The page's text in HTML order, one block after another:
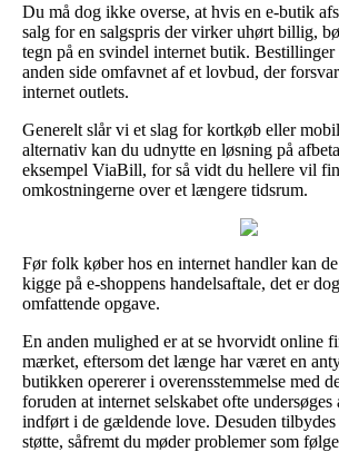
Du må dog ikke overse, at hvis en e-butik
salg for en salgspris der virker uhørt billig,
tegn på en svindel internet butik. Bestillinger
anden side omfavnet af et lovbud, der
internet outlets.
Generelt slår vi et slag for kortkøb eller
alternativ kan du udnytte en løsning på
eksempel ViaBill, for så vidt du hellere vil
omkostningerne over et længere tidsrum.
Før folk køber hos en internet handler kan
kigge på e-shoppens handelsaftale, det er
omfattende opgave.
En anden mulighed er at se hvorvidt online
mærket, eftersom det længe har været en
butikken opererer i overensstemmelse med
foruden at internet selskabet ofte undersøges
indført i de gældende love. Desuden
støtte, såfremt du møder problemer som